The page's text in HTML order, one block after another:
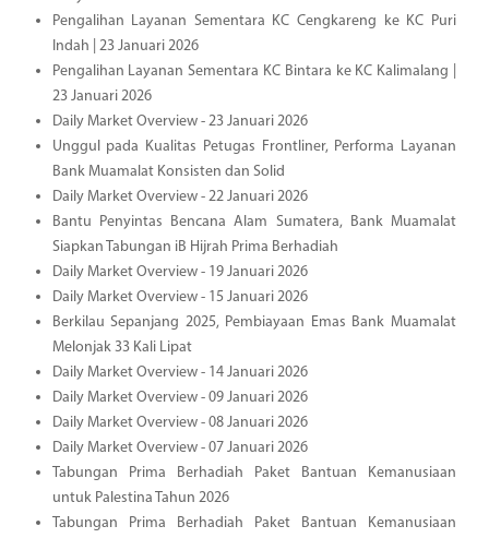
Pengalihan Layanan Sementara KC Cengkareng ke KC Puri
Indah | 23 Januari 2026
Pengalihan Layanan Sementara KC Bintara ke KC Kalimalang |
23 Januari 2026
Daily Market Overview - 23 Januari 2026
Unggul pada Kualitas Petugas Frontliner, Performa Layanan
Bank Muamalat Konsisten dan Solid
Daily Market Overview - 22 Januari 2026
Bantu Penyintas Bencana Alam Sumatera, Bank Muamalat
Siapkan Tabungan iB Hijrah Prima Berhadiah
Daily Market Overview - 19 Januari 2026
Daily Market Overview - 15 Januari 2026
Berkilau Sepanjang 2025, Pembiayaan Emas Bank Muamalat
Melonjak 33 Kali Lipat
Daily Market Overview - 14 Januari 2026
Daily Market Overview - 09 Januari 2026
Daily Market Overview - 08 Januari 2026
Daily Market Overview - 07 Januari 2026
Tabungan Prima Berhadiah Paket Bantuan Kemanusiaan
untuk Palestina Tahun 2026
Tabungan Prima Berhadiah Paket Bantuan Kemanusiaan